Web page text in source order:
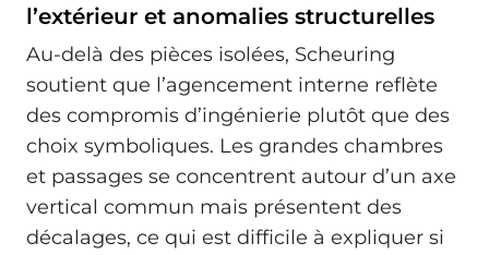
l’extérieur et anomalies structurelles
Au-delà des pièces isolées, Scheuring
soutient que l’agencement interne reflète
des compromis d’ingénierie plutôt que des
choix symboliques. Les grandes chambres
et passages se concentrent autour d’un axe
vertical commun mais présentent des
décalages, ce qui est difficile à expliquer si